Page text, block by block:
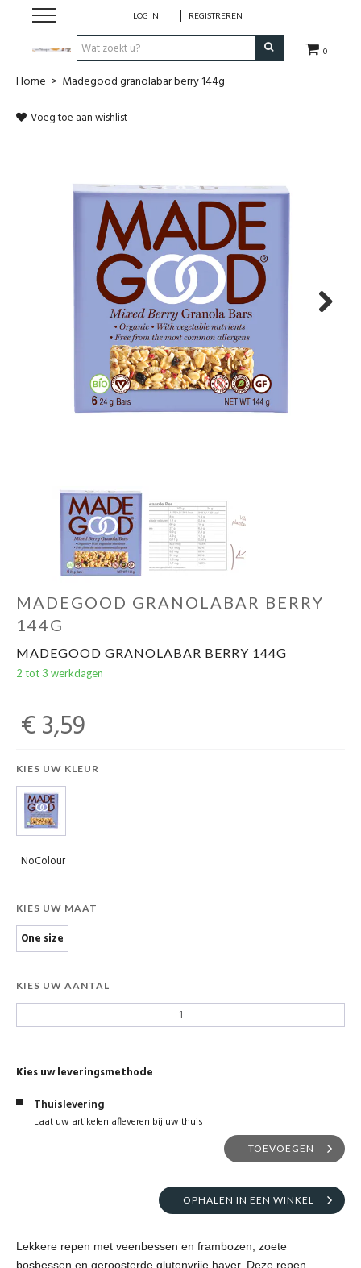
0
LOG IN REGISTREREN
Hulp bij
Huis & Gezelligheid
Evenementen
Home > Madegood granolabar berry 144g
Voeg toe aan wishlist
MADEGOOD GRANOLABAR BERRY
144G
MADEGOOD GRANOLABAR BERRY 144G
2 tot 3 werkdagen
€ 3,59
KIES UW KLEUR
NoColour
KIES UW MAAT
One size
KIES UW AANTAL
Kies uw leveringsmethode
Thuislevering
Laat uw artikelen afleveren bij uw thuis
TOEVOEGEN
OPHALEN IN EEN WINKEL
Lekkere repen met veenbessen en frambozen, zoete
bosbessen en geroosterde glutenvrije haver. Deze repen